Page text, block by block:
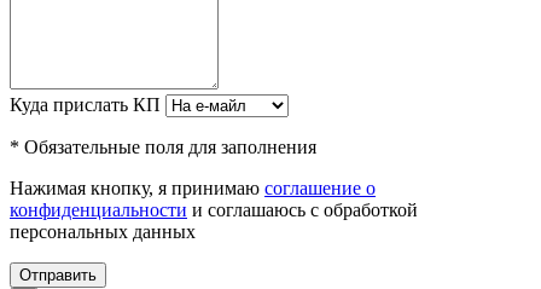
Куда прислать КП
* Обязательные поля для заполнения
Нажимая кнопку, я принимаю соглашение о
конфиденциальности и соглашаюсь с обработкой
персональных данных
Отправить